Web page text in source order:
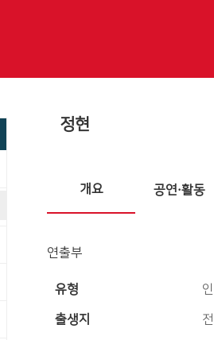
정현
개요 공연·활동
연출부
유형
출생지